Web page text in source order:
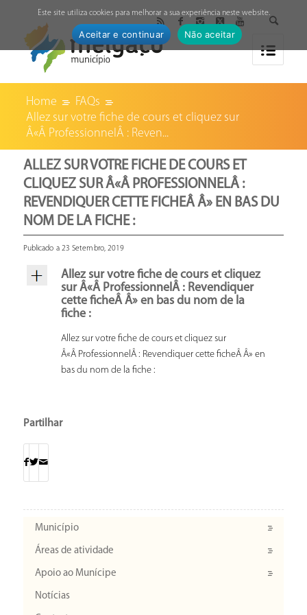
Home
FAQs
Allez sur votre fiche de cours et cliquez sur
Â«Â ProfessionnelÂ : Reven...
ALLEZ SUR VOTRE FICHE DE COURS ET
CLIQUEZ SUR Â«Â PROFESSIONNELÂ :
REVENDIQUER CETTE FICHEÂ Â» EN BAS DU
NOM DE LA FICHE :
Publicado a 23 Setembro, 2019
Allez sur votre fiche de cours et cliquez
sur Â«Â ProfessionnelÂ : Revendiquer
cette ficheÂ Â» en bas du nom de la
fiche :
Allez sur votre fiche de cours et cliquez sur
Â«Â ProfessionnelÂ : Revendiquer cette ficheÂ Â» en
bas du nom de la fiche :
Partilhar
Município
Áreas de atividade
Apoio ao Munícipe
Notícias
Este site utiliza cookies para melhorar a sua experiência neste website.
Aceitar e continuar Não aceitar